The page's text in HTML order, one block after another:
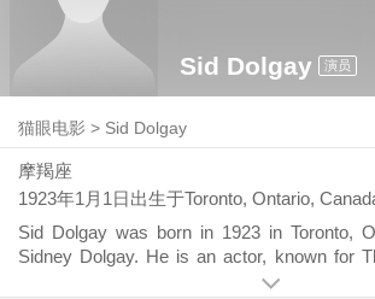
Sid Dolgay 演员
猫眼电影 > Sid Dolgay
摩羯座
1923年1月1日 出生于Toronto, Ontario,
Sid Dolgay was born in 1923 in Toronto,
Sidney Dolgay. He is an actor, known for
Land Is Your Land (2001), Front Page